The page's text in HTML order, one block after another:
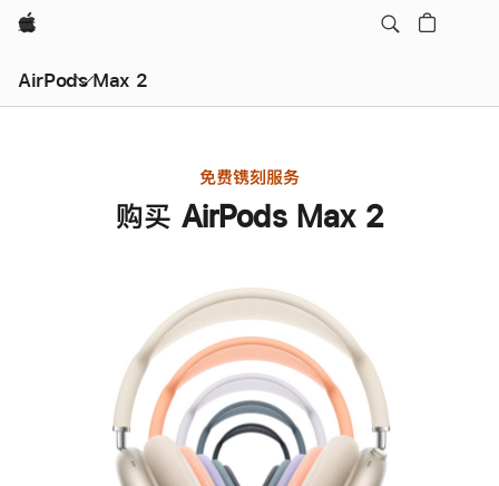
Apple
AirPods Max 2
免费镌刻服务
购买 AirPods Max 2